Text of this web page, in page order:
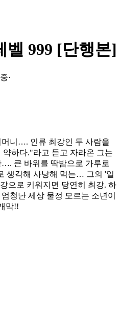
벨 999 [단행본]
·
니…. 인류 최강인 두 사람을
하다."라고 듣고 자라온 그는
큰 바위를 딱밤으로 가루로
생각해 사냥해 먹는… 그의 '일
으로 키워지면 당연히 최강. 하
청난 세상 물정 모르는 소년이
막!!